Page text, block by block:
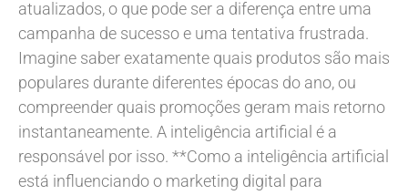
atualizados, o que pode ser a diferença entre uma
campanha de sucesso e uma tentativa frustrada.
Imagine saber exatamente quais produtos são mais
populares durante diferentes épocas do ano, ou
compreender quais promoções geram mais retorno
instantaneamente. A inteligência artificial é a
responsável por isso. **Como a inteligência artificial
está influenciando o marketing digital para